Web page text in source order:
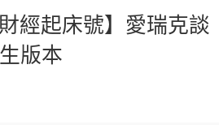
經起床號】愛瑞克
版本